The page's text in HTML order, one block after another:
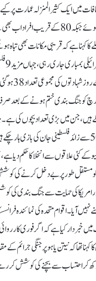
موقع پر جاں بحق ہوئے جبکہ 80 کے
کہنا ہے کہ قریبی مکانات بھی تباہ
سے صرف
اب تک 50,800 سے زائد فلسطینی جان کی بازی
کے کئی علاقوں سے انخلا کا حکم دیا
مستقل طور پر بے دخل کرنے کی
امریکا کی حمایت سے جنگ بندی کی
آیا۔اقوام متحدہ کی نمائندہ
کیا ہے کہ اگر فوری کارروائی
کہنا تھا کہ نیتن یاہو پر جنگی جرائم
کر احتساب سے بچنے کی کوشش کر